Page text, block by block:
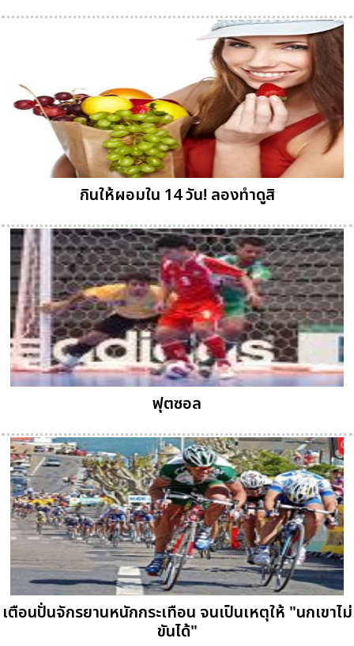
กินให้ผอมใน 14 วัน! ลองทำดูสิ
ฟุตซอล
เตือนปั่นจักรยานหนักกระเทือน จนเป็นเหตุให้ "นกเขาไม่
ขันได้"